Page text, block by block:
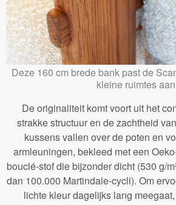
Deze 160 cm brede bank past de
kleine ruimtes aan
De originaliteit komt voort uit het
strakke structuur en de zachtheid
kussens vallen over de poten en
armleuningen, bekleed met een
bouclé-stof die bijzonder dicht (530 g/
dan 100.000 Martindale-cycli). Om
lichte kleur dagelijks lang